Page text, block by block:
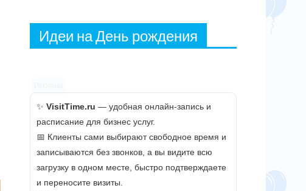
Идеи на День рождения
✨ VisitTime.ru — удобная онлайн-запись и
расписание для бизнес услуг.
📅 Клиенты сами выбирают свободное время и
записываются без звонков, а вы видите всю
загрузку в одном месте, быстро подтверждаете
и переносите визиты.